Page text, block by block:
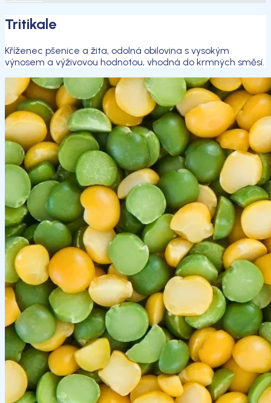
Tritikale
Kříženec pšenice a žita, odolná obilovina s vysokým
výnosem a výživovou hodnotou, vhodná do krmných směsí.